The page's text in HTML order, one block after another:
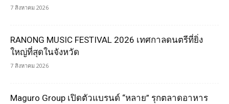
7 สิงหาคม 2026
RANONG MUSIC FESTIVAL 2026 เทศกาลดนตรีที่ยิ่ง
ใหญ่ที่สุดในจังหวัด
7 สิงหาคม 2026
Maguro Group เปิดตัวแบรนด์ “หลาย” รุกตลาดอาหาร